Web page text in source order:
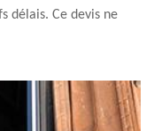
délais. Ce devis ne